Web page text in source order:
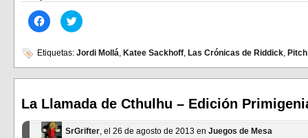
Haz
clic
en
Facebook
(Se
abre
ventana
nueva)
Haz
clic
en
(Se
abre
ventana
nueva)
Etiquetas: Jordi Mollá, Katee Sackhoff, Las Crónicas de Riddick,
La Llamada de Cthulhu – Edición
SrGrifter, el 26 de agosto de 2013 en Juegos de Mesa